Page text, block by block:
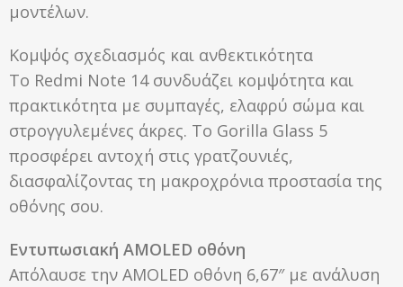
μοντέλων.
Κομψός σχεδιασμός και ανθεκτικότητα
Το Redmi Note 14 συνδυάζει κομψότητα και
πρακτικότητα με συμπαγές, ελαφρύ σώμα και
στρογγυλεμένες άκρες. Το Gorilla Glass 5
προσφέρει αντοχή στις γρατζουνιές,
διασφαλίζοντας τη μακροχρόνια προστασία της
οθόνης σου.
Εντυπωσιακή AMOLED οθόνη
Απόλαυσε την AMOLED οθόνη 6,67″ με ανάλυση